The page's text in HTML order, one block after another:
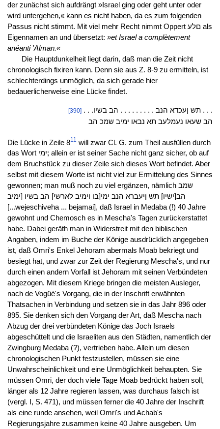
der zunächst sich aufdrängt »Israel ging oder geht unter oder
wird untergehen,« kann es nicht haben, da es zum folgenden
Passus nicht stimmt. Mit viel mehr Recht nimmt Oppert םלע als
Eigennamen an und übersetzt: »et Israel a complètement
anéanti 'Alman.«
Die Hauptdunkelheit liegt darin, daß man die Zeit nicht
chronologisch fixiren kann. Denn sie aus Z. 8-9 zu ermitteln, ist
schlechterdings unmöglich, da sich gerade hier
bedauerlicherweise eine Lücke findet.
[390]
. . .תש ןעכדא הנב . . . . . . . . . הב בשיו . . .
הב שעאו נעמלעב תא נבאו ימיב שמכ הב
Die Lücke in Zeile 811 will zwar Cl. G. zum Theil ausfüllen durch
das Wort ימי; allein er ist seiner Sache nicht ganz sicher, ob auf
dem Bruchstück zu dieser Zeile sich dieses Wort befindet. Aber
selbst mit diesem Worte ist nicht viel zur Ermittelung des Sinnes
gewonnen; man muß noch zu viel ergänzen, nämlich שמב
הב[ישיו] תש ןיעברא הנב ימי[בו וימיב לארשי] הב בשיו [ימיב
[...wejeschiveha ... bejamai], daß Israel in Medaba (!) 40 Jahre
gewohnt und Chemosch es in Mescha's Tagen zurückerstattet
habe. Dabei geräth man in Widerstreit mit den biblischen
Angaben, indem im Buche der Könige ausdrücklich angegeben
ist, daß Omri's Enkel Jehoram abermals Moab bekriegt und
besiegt hat, und zwar zur Zeit der Regierung Mescha's, und nur
durch einen andern Vorfall ist Jehoram mit seinen Verbündeten
abgezogen. Mit diesem Kriege bringen die meisten Ausleger,
nach de Vogüé's Vorgang, die in der Inschrift erwähnten
Thatsachen in Verbindung und setzen sie in das Jahr 896 oder
895. Sie denken sich den Vorgang der Art, daß Mescha nach
Abzug der drei verbündeten Könige das Joch Israels
abgeschüttelt und die Israeliten aus den Städten, namentlich der
Zwingburg Medaba (?), vertrieben habe. Allein um diesen
chronologischen Punkt festzustellen, müssen sie eine
Unwahrscheinlichkeit und eine Unmöglichkeit behaupten. Sie
müssen Omri, der doch viele Tage Moab bedrückt haben soll,
länger als 12 Jahre regieren lassen, was durchaus falsch ist
(vergl. I, S. 471), und müssen ferner die 40 Jahre der Inschrift
als eine runde ansehen, weil Omri's und Achab's
Regierungsjahre zusammen keine 40 Jahre ausgeben. Um